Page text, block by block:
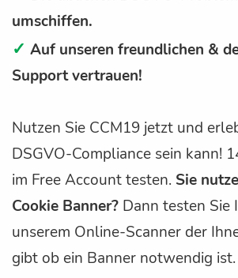
umschiffen.
✓ Auf unseren freundlichen &
Support vertrauen!
Nutzen Sie CCM19 jetzt und
DSGVO-Compliance sein kann!
im Free Account testen. Sie
Cookie Banner? Dann testen Sie
unserem Online-Scanner der
gibt ob ein Banner notwendig ist.